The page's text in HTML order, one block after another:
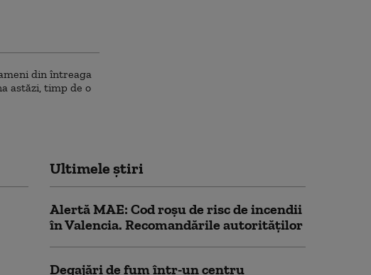
Ultimele știri
Alertă MAE: Cod roșu de risc de incendii
în Valencia. Recomandările autorităților
Degajări de fum într-un centru